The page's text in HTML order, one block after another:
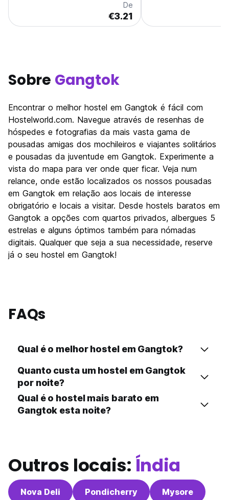
De
€3.21
Sobre Gangtok
Encontrar o melhor hostel em Gangtok é fácil com
Hostelworld.com. Navegue através de resenhas de
hóspedes e fotografias da mais vasta gama de
pousadas amigas dos mochileiros e viajantes solitários
e pousadas da juventude em Gangtok. Experimente a
vista do mapa para ver onde quer ficar. Veja num
relance, onde estão localizados os nossos pousadas
em Gangtok em relação aos locais de interesse
obrigatório e locais a visitar. Desde hostels baratos em
Gangtok a opções com quartos privados, albergues 5
estrelas e alguns óptimos também para nómadas
digitais. Qualquer que seja a sua necessidade, reserve
já o seu hostel em Gangtok!
FAQs
Qual é o melhor hostel em Gangtok?
Quanto custa um hostel em Gangtok
por noite?
Qual é o hostel mais barato em
Gangtok esta noite?
Outros locais: Índia
Nova Deli Pondicherry Mysore